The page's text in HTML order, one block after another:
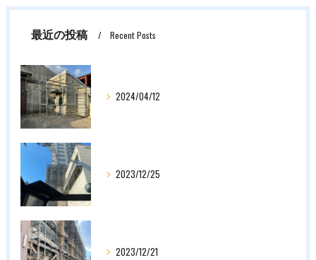
最近の投稿 Recent Posts
2024/04/12
2023/12/25
2023/12/21